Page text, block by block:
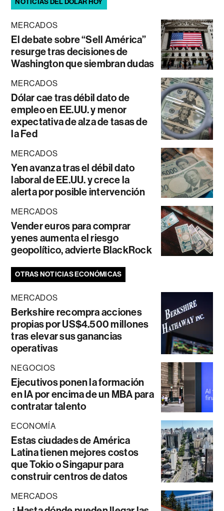
MERCADOS
El debate sobre “Sell América”
resurge tras decisiones de
Washington que siembran dudas
MERCADOS
Dólar cae tras débil dato de
empleo en EE.UU. y menor
expectativa de alza de tasas de
la Fed
MERCADOS
Yen avanza tras el débil dato
laboral de EE.UU. y crece la
alerta por posible intervención
MERCADOS
Vender euros para comprar
yenes aumenta el riesgo
geopolítico, advierte BlackRock
OTRAS NOTICIAS ECONÓMICAS
MERCADOS
Berkshire recompra acciones
propias por US$4.500 millones
tras elevar sus ganancias
operativas
NEGOCIOS
Ejecutivos ponen la formación
en IA por encima de un MBA para
contratar talento
ECONOMÍA
Estas ciudades de América
Latina tienen mejores costos
que Tokio o Singapur para
construir centros de datos
MERCADOS